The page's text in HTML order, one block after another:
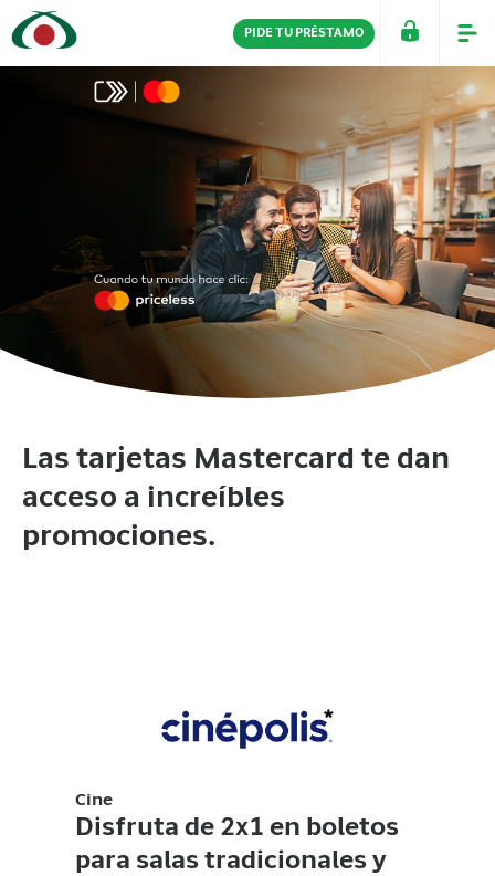
PIDE TU PRÉSTAMO
PERSONAS
Las tarjetas Mastercard te dan
acceso a increíbles
promociones.
Cine
Disfruta de 2x1 en boletos
para salas tradicionales y